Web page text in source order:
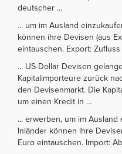
deutscher ...
... um im Ausland
können ihre Devisen (aus
eintauschen. Export:
... US-Dollar Devisen
Kapitalimporteure zurück
den Devisenmarkt. Die
um einen Kredit in ...
... erwerben, um im
Inländer können ihre
Euro eintauschen. Import: